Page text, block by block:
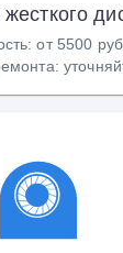
:от 5500 руб.
: